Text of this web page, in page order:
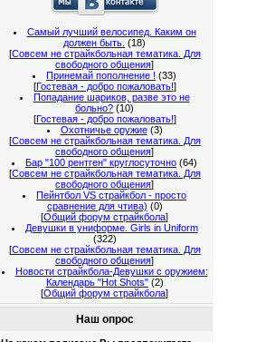
Самый лучший велосипед. Каким он
должен быть. (18)
[Совсем не страйкбольная тематика. Для
свободного общения]
Принемай пополнение ! (33)
[Гостевая - добро пожаловать!]
Попадание шариков, разве это не
больно? (10)
[Гостевая - добро пожаловать!]
Охотничье оружие (3)
[Совсем не страйкбольная тематика. Для
свободного общения]
Бар "100 рентген" круглосуточно (64)
[Совсем не страйкбольная тематика. Для
свободного общения]
Пейнтбол VS страйкбол - просто
сравнение для чтива) (0)
[Общий форум страйкбола]
Девушки в униформе. Girls in Uniform
(322)
[Совсем не страйкбольная тематика. Для
свободного общения]
Новости страйкбола-Девушки с оружием:
Календарь "Hot Shots" (2)
[Общий форум страйкбола]
Наш опрос